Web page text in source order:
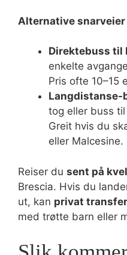
Alternative
Direktebuss til
enkelte
Pris ofte 10–15
Langdistanse-
tog eller buss
Greit hvis du
eller Malcesine.
Reiser du sent på
Brescia. Hvis du
ut, kan privat transfer
med trøtte barn eller